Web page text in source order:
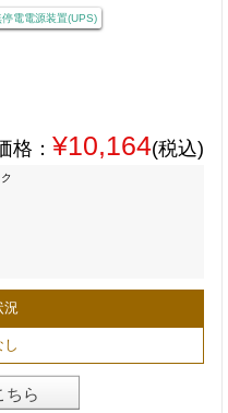
停電電源装置(UPS)
格： ¥10,164(税込)
況
し
ちら